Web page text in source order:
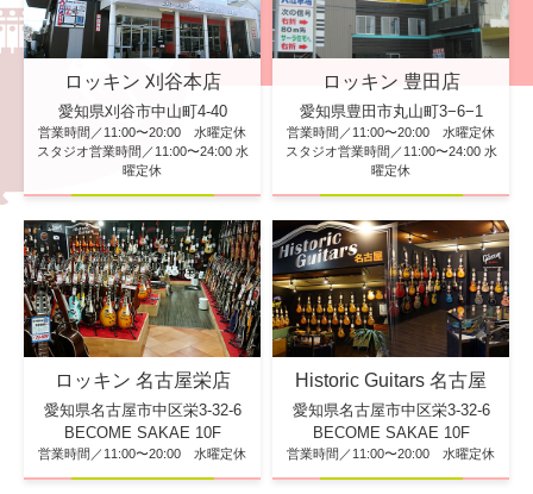
ロッキン 刈谷本店
愛知県刈谷市中山町4-40
営業時間／11:00〜20:00 水曜定休
スタジオ営業時間／11:00〜24:00 水
曜定休
ロッキン 豊田店
愛知県豊田市丸山町3−6−1
営業時間／11:00〜20:00 水曜定休
スタジオ営業時間／11:00〜24:00 水
曜定休
ロッキン 名古屋栄店
愛知県名古屋市中区栄3-32-6
BECOME SAKAE 10F
営業時間／11:00〜20:00 水曜定休
Historic Guitars 名古屋
愛知県名古屋市中区栄3-32-6
BECOME SAKAE 10F
営業時間／11:00〜20:00 水曜定休